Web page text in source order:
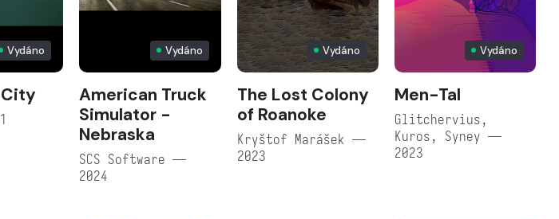
Vydáno Vydáno
American Truck
Simulator -
Nebraska
SCS Software —
2024
Vydáno
The Lost Colony
of Roanoke
Kryštof Marášek —
2023
Vydáno
Men-Tal
Glitchervius,
Kuros, Syney —
2023